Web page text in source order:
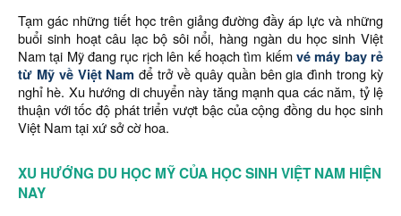
Tạm gác những tiết học trên giảng đường đầy áp lực và những
buổi sinh hoạt câu lạc bộ sôi nổi, hàng ngàn du học sinh Việt
Nam tại Mỹ đang rục rịch lên kế hoạch tìm kiếmvé máy bay rẻ
từ Mỹ về Việt Nam để trở về quây quần bên gia đình trong kỳ
nghỉ hè. Xu hướng di chuyển này tăng mạnh qua các năm, tỷ lệ
thuận với tốc độ phát triển vượt bậc của cộng đồng du học sinh
Việt Nam tại xứ sở cờ hoa.
XU HƯỚNG DU HỌC MỸ CỦA HỌC SINH VIỆT NAM HIỆN
NAY